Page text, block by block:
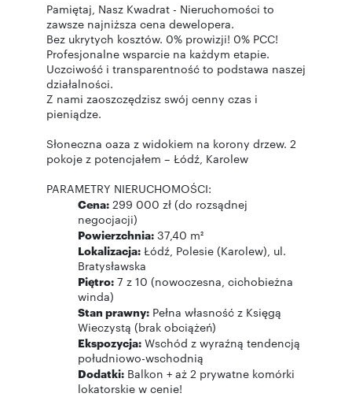
Pamiętaj, Nasz Kwadrat - Nieruchomości to
zawsze najniższa cena dewelopera.
Bez ukrytych kosztów. 0% prowizji! 0% PCC!
Profesjonalne wsparcie na każdym etapie.
Uczciwość i transparentność to podstawa naszej
działalności.
Z nami zaoszczędzisz swój cenny czas i
pieniądze.
Słoneczna oaza z widokiem na korony drzew. 2
pokoje z potencjałem – Łódź, Karolew
PARAMETRY NIERUCHOMOŚCI:
Cena: 299 000 zł (do rozsądnej
negocjacji)
Powierzchnia: 37,40 m²
Lokalizacja: Łódź, Polesie (Karolew), ul.
Bratysławska
Piętro: 7 z 10 (nowoczesna, cichobieżna
winda)
Stan prawny: Pełna własność z Księgą
Wieczystą (brak obciążeń)
Ekspozycja: Wschód z wyraźną tendencją
południowo-wschodnią
Dodatki: Balkon + aż 2 prywatne komórki
lokatorskie w cenie!